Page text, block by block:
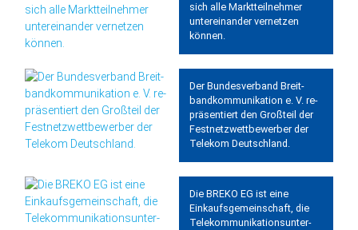
sich alle Marktteilnehmer
untereinander vernetzen
können.
Der Bundes­verband Breit­
band­kom­mu­ni­ka­tion e. V. re­
präs­en­tiert den Groß­teil der
Fest­netz­wett­be­werber der
Telekom Deutschland.
Die BREKO EG ist eine
Einkaufs­gemeinschaft, die
Tele­kommunikations­unter­